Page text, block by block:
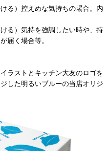
る）控えめな気持ちの場合。内
る）気持を強調したい時や、持
届く場合等。
ラストとキッチン大友のロゴを
した明るいブルーの当店オリジ